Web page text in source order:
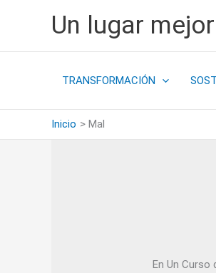
Un lugar mejor
TRANSFORMACIÓN
Inicio Mal
En Un Curso